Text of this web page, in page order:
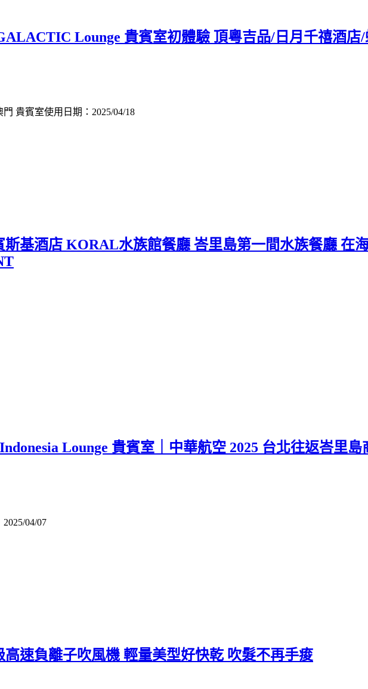
Lounge 貴賓室初體驗 頂粵吉品/日月千禧酒
貴賓室使用日期：2025/04/18
基酒店 KORAL水族館餐廳 峇里島第一間水族餐廳 在
Lounge 貴賓室｜中華航空 2025 台北往返峇里
04/07
速負離子吹風機 輕量美型好快乾 吹髮不再手痠